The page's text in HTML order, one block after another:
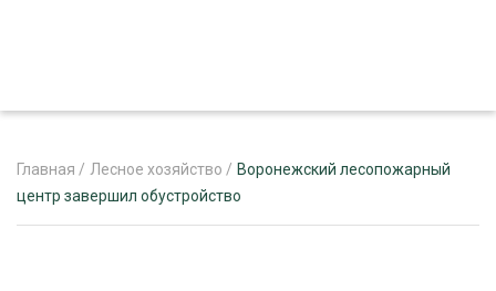
Главная / Лесное хозяйство / Воронежский лесопожарный
центр завершил обустройство